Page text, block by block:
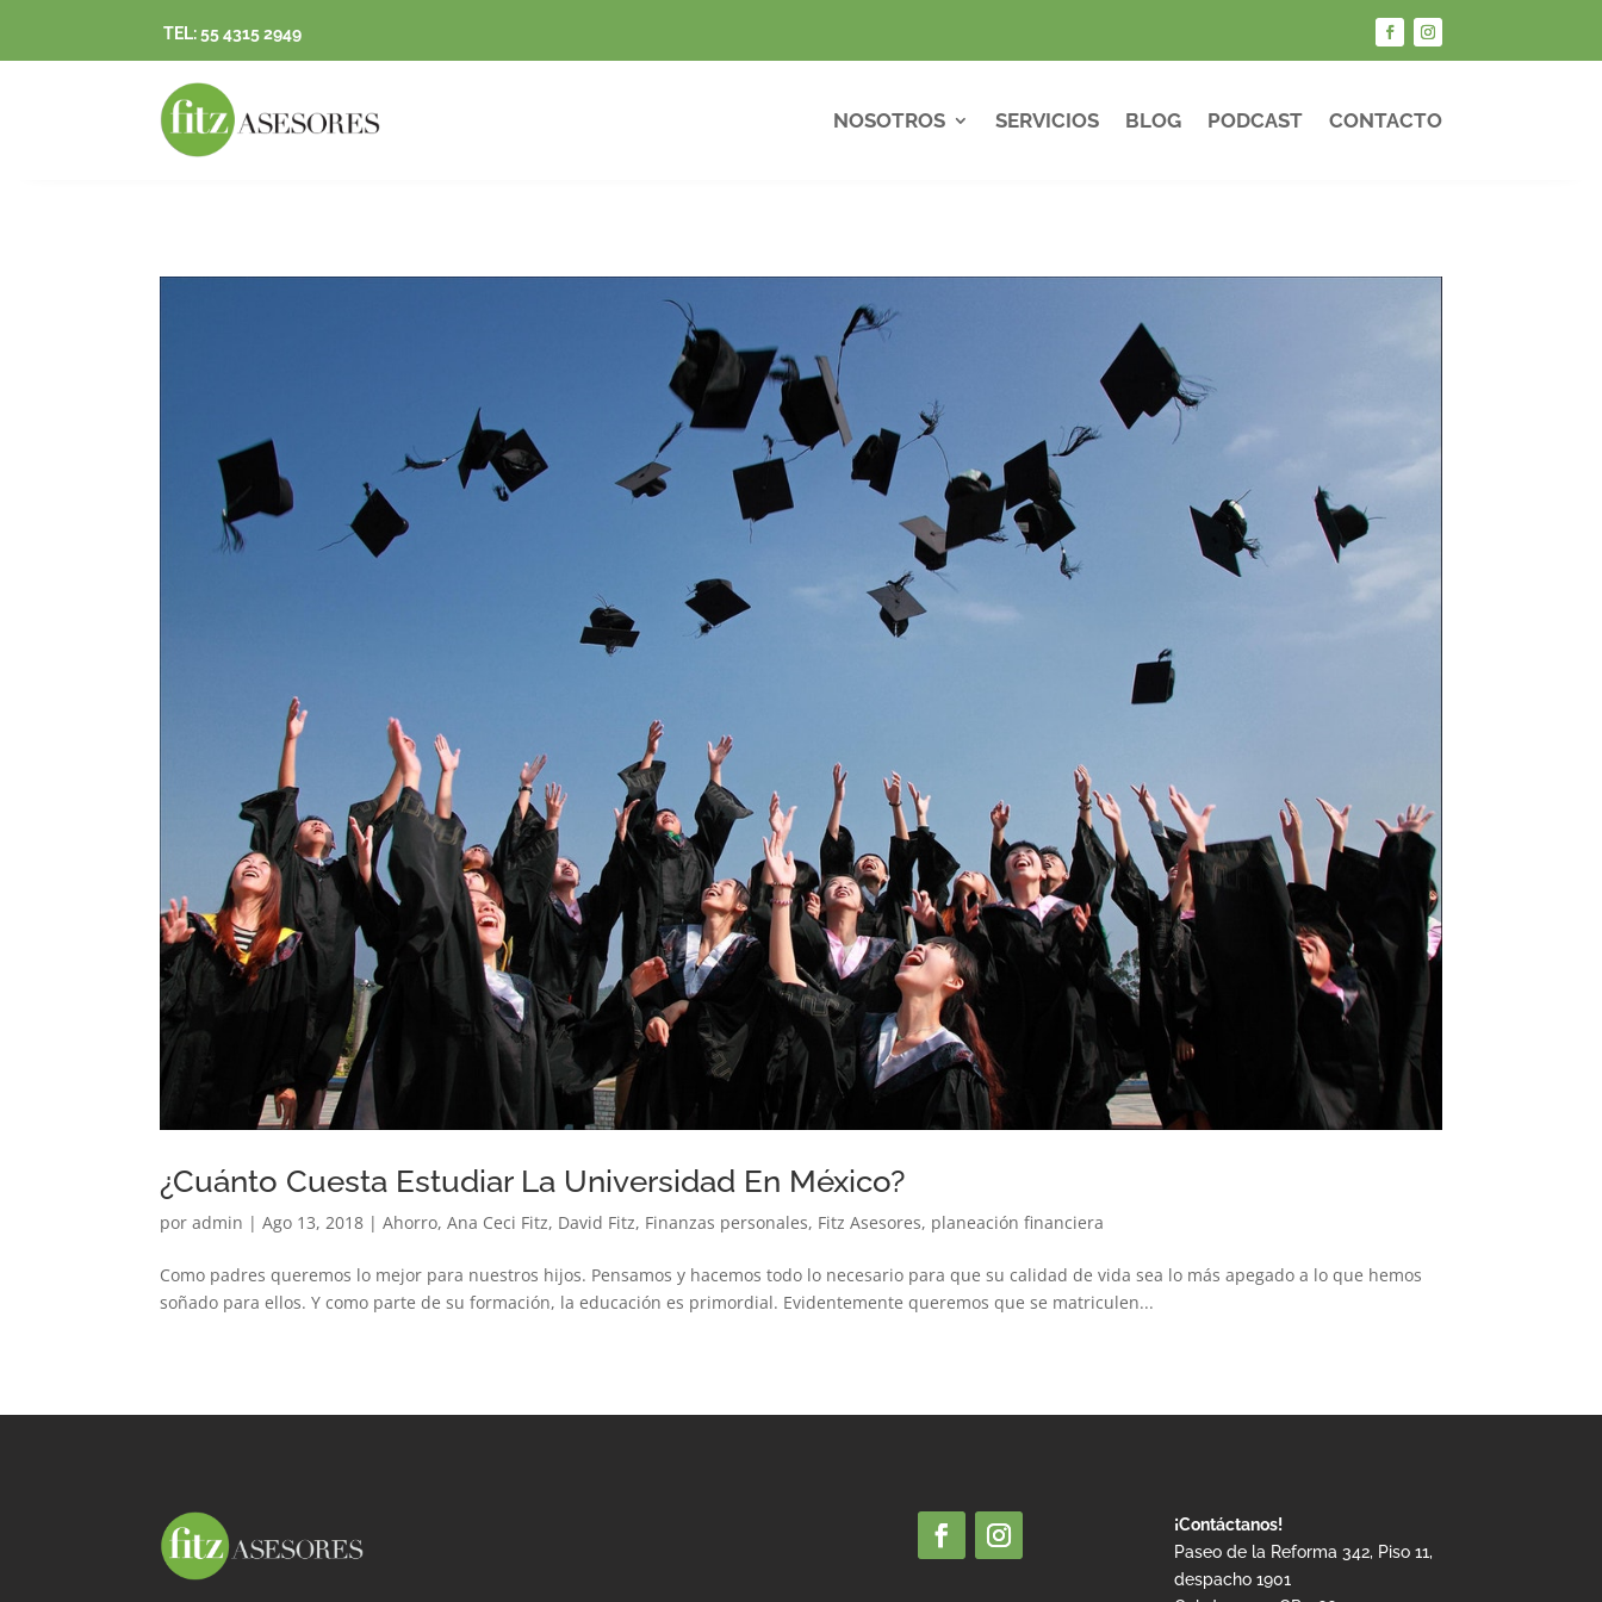
TEL: 55 4315 2949
NOSOTROS SERVICIOS BLOG PODCAST CONTACTO
¿Cuánto Cuesta Estudiar La Universidad En México?
poradmin |Ago 13, 2018 |Ahorro,Ana Ceci Fitz, David Fitz, Finanzas personales, Fitz Asesores, planeación financiera
Como padres queremos lo mejor para nuestros hijos. Pensamos y hacemos todo lo necesario para que su calidad de vida sea lo más apegado a lo que hemos
soñado para ellos. Y como parte de su formación, la educación es primordial. Evidentemente queremos que se matriculen...
¡Contáctanos!
Paseo de la Reforma 342, Piso 11,
despacho 1901